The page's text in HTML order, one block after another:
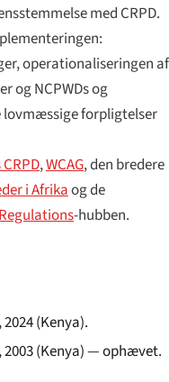
med CRPD.
operationaliseringen af
og NCPWDs og
forpligtelser
,WCAG, den bredere
i Afrikaog de
-hubben.
(Kenya).
2003 (Kenya) — ophævet.